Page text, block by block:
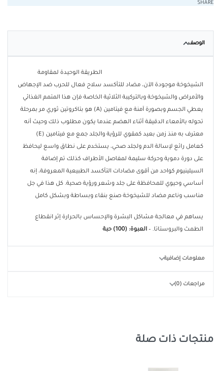
SHARE
الوصف
الطريقة الوحيدة لمقاومة
الشيخوخة موجودة الآن، مضاد للتأكسد سلاح فعال للحرب ضد الإجهاض
والأمراض والشيخوخة وبالتركيبة الثلاثية الخاصة فإن هذا المتمم الغذائي
يعطي الجسم وبصورة آمنة مع فيتامين (A) هو بتاكروتين ثوري مر بمرحلة
تحوله بالأمعاء الدقيقة أثناء الهضم عندما يكون مطلوب ذلك وحيث أنه
معترف به منذ زمن بعيد كمقوي للرؤية والجلد جمع مع فيتامين (E)
كعامل رائع لإسالة الدم ولجلد صحي، يستخدم على نطاق واسع ليحافظ
على دورة دموية وحركة سليمة لمفاصل الأطراف كذلك تم إضافة
السيلينيوم كواحد من أقوى مضادات التأكسد الطبيعية المعروفة، إنه
أساسي وحيوي للمحافظة على جلد وشعر ورؤية صحية. كل هذا في جل
مناسب وناعم مضاد للشيخوخة صنع بنقاء وبساطة وبشكل كامل
يساهم في معالجة مشاكل البشرة والإحساس بالحرارة إثر انقطاع
الطمث والبروستاتا. – العبوة: (100) حبة
معلومات إضافية
مراجعات (0)
منتجات ذات صلة